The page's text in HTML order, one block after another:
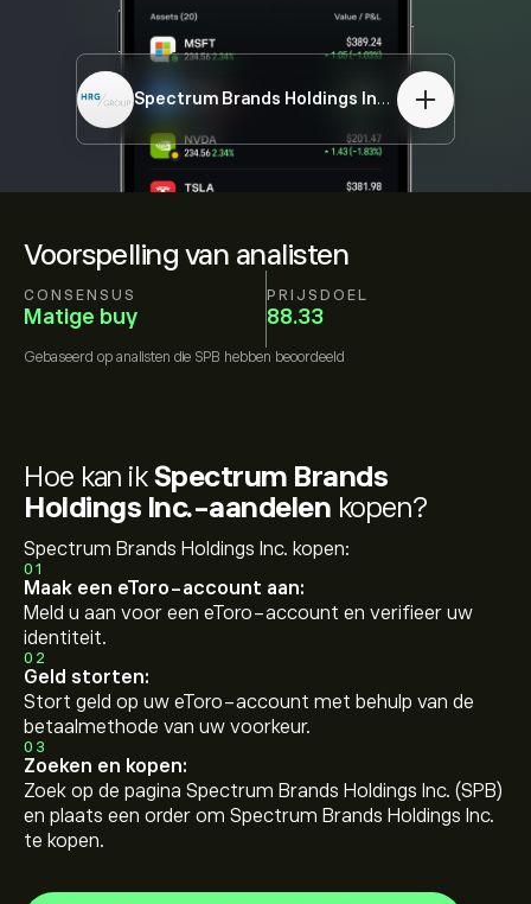
Voorspelling van analisten
CONSENSUS
Matige buy
PRIJSDOEL
88.33
Gebaseerd op analisten die SPB hebben beoordeeld
Spectrum Brands Holdings Inc. SPB
Hoe kan ikSpectrum Brands
Holdings Inc.-aandelen kopen?
Spectrum Brands Holdings Inc. kopen:
01
Maak een eToro-account aan:
Meld u aan voor een eToro-account en verifieer uw
identiteit.
02
Geld storten:
Stort geld op uw eToro-account met behulp van de
betaalmethode van uw voorkeur.
03
Zoeken en kopen:
Zoek op de pagina Spectrum Brands Holdings Inc. (SPB)
en plaats een order om Spectrum Brands Holdings Inc.
te kopen.